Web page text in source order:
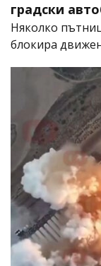
градски
Няколко
блокира